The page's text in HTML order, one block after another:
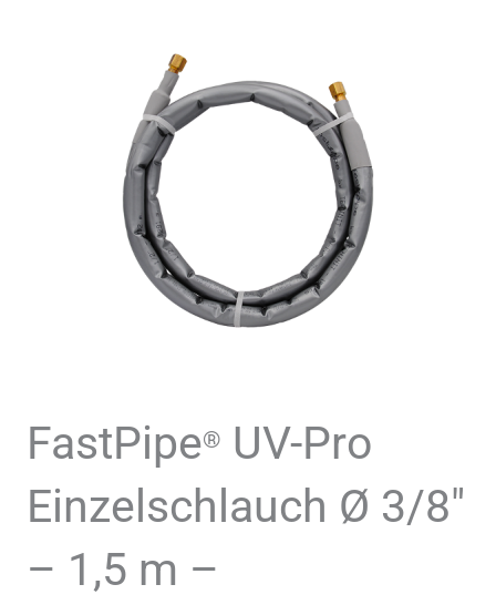
FastPipe® UV-Pro
Einzelschlauch Ø 3/8″
– 1,5 m –